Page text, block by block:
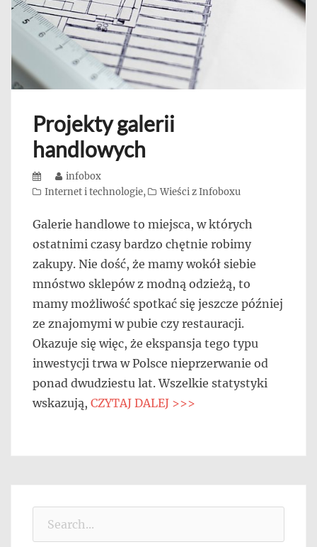
Projekty galerii
handlowych
Posted
on
Author
infobox
Categories
Internet i technologie, Wieści z Infoboxu
Galerie handlowe to miejsca, w których
ostatnimi czasy bardzo chętnie robimy
zakupy. Nie dość, że mamy wokół siebie
mnóstwo sklepów z modną odzieżą, to
mamy możliwość spotkać się jeszcze później
ze znajomymi w pubie czy restauracji.
Okazuje się więc, że ekspansja tego typu
inwestycji trwa w Polsce nieprzerwanie od
ponad dwudziestu lat. Wszelkie statystyki
wskazują, CZYTAJ DALEJ >>>